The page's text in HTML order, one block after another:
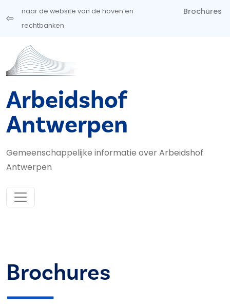
Overslaan en naar de inhoud gaan
naar de website van de hoven en
rechtbanken
Brochures
Arbeidshof
Antwerpen
Gemeenschappelijke informatie over Arbeidshof
Antwerpen
Brochures